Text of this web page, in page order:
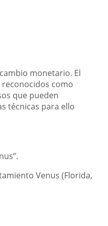
monetario. El
como
que pueden
técnicas para ello
Venus (Florida,